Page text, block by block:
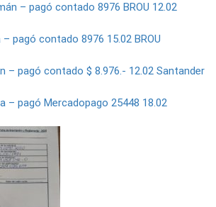
– pagó contado 8976 BROU 12.02
pagó contado 8976 15.02 BROU
– pagó contado $ 8.976.- 12.02 Santander
– pagó Mercadopago 25448 18.02